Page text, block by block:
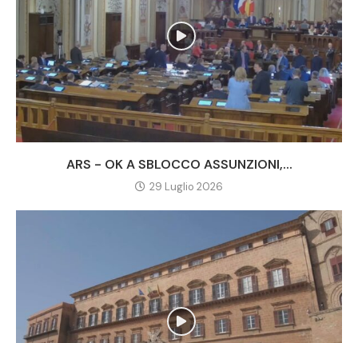
ARS - OK A SBLOCCO ASSUNZIONI,...
29 Luglio 2026